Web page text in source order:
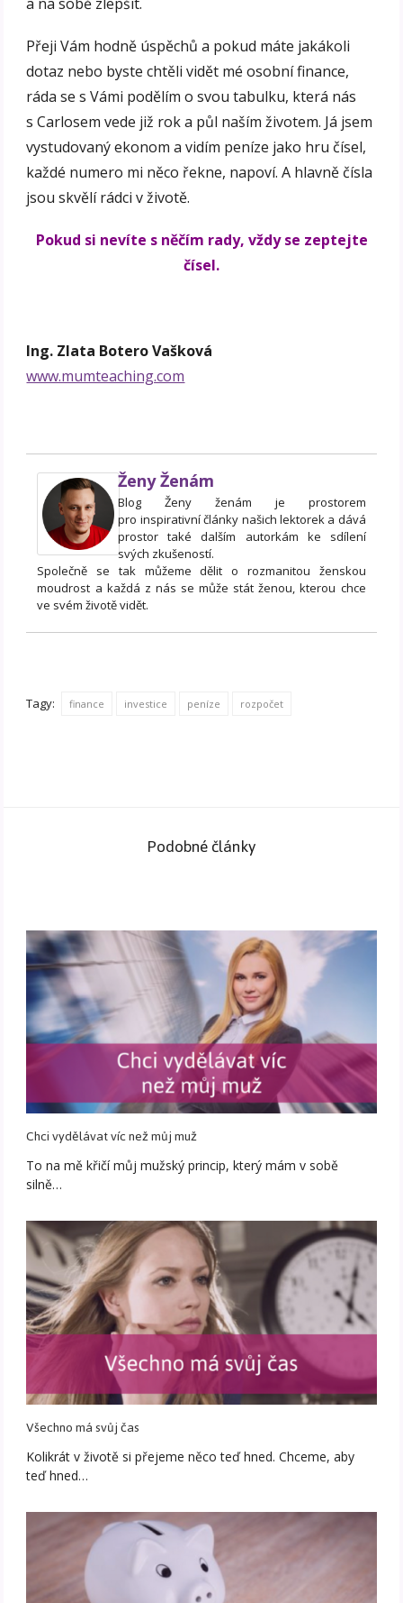
Přeji Vám hodně úspěchů a pokud máte jakákoli
dotaz nebo byste chtěli vidět mé osobní finance,
ráda se s Vámi podělím o svou tabulku, která nás
s Carlosem vede již rok a půl naším životem. Já jsem
vystudovaný ekonom a vidím peníze jako hru čísel,
každé numero mi něco řekne, napoví. A hlavně čísla
jsou skvělí rádci v životě.
Pokud si nevíte s něčím rady, vždy se zeptejte
čísel.
Ing. Zlata Botero Vašková
www.mumteaching.com
Ženy Ženám
Blog Ženy ženám je prostorem
pro inspirativní články našich lektorek a dává
prostor také dalším autorkám ke sdílení
svých zkušeností.
Společně se tak můžeme dělit o rozmanitou ženskou
moudrost a každá z nás se může stát ženou, kterou chce
ve svém životě vidět.
Tagy: finance investice peníze rozpočet
Podobné články
Chci vydělávat víc než můj muž
To na mě křičí můj mužský princip, který mám v sobě
silně…
Všechno má svůj čas
Kolikrát v životě si přejeme něco teď hned. Chceme, aby
teď hned…